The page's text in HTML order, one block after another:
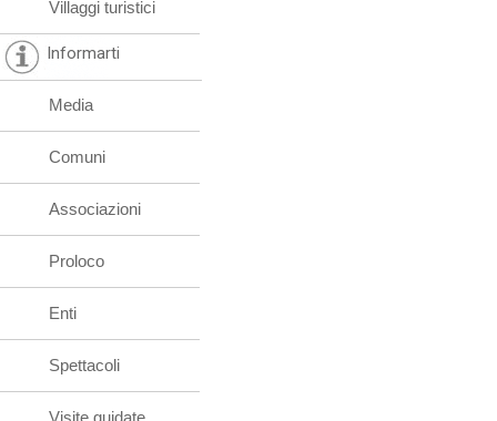
Villaggi turistici
Informarti
Media
Comuni
Associazioni
Proloco
Enti
Spettacoli
Visite guidate